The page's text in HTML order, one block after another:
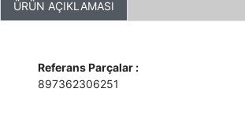
ÜRÜN AÇIKLAMASI
Referans Parçalar :
897362306251